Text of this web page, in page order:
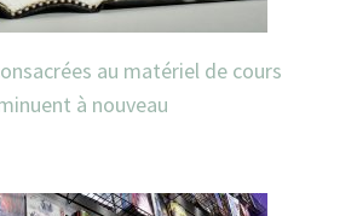
au matériel de cours
à nouveau